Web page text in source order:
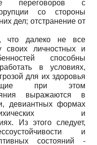
переговоров с
со стороны
дел; отстранение от
что далеко не все
своих личностных и
способны
в условиях,
для их здоровья
при этом
выражаются в
девиантных формах
психических и
Из этого следует,
и
состояний -